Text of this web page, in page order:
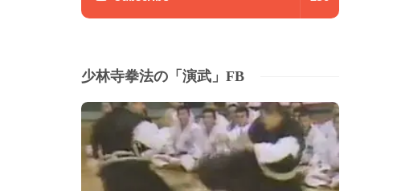
少林寺拳法の「演武」FB